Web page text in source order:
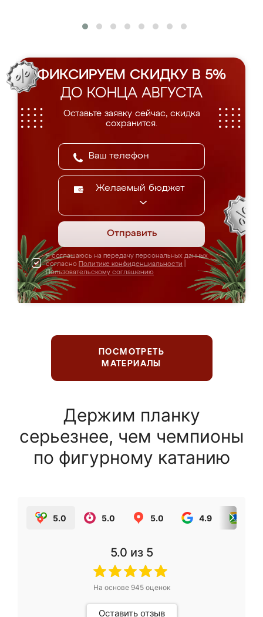
ФИКСИРУЕМ СКИДКУ В 5%
ДО КОНЦА АВГУСТА
Оставьте заявку сейчас, скидка
сохранится.
Желаемый бюджет
Отправить
Я соглашаюсь на передачу персональных данных
согласно Политике конфиденциальности
Пользовательскому соглашению
ПОСМОТРЕТЬ
МАТЕРИАЛЫ
Держим планку
серьезнее, чем чемпионы
по фигурному катанию
5.0 5.0 5.0 4.9
5.0 из 5
На основе 945оценок
Оставить отзыв